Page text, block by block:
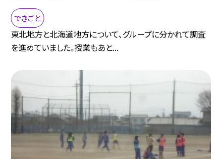
できごと
東北地方と北海道地方について、グループに分かれて調査
を進めていました。授業もあと...